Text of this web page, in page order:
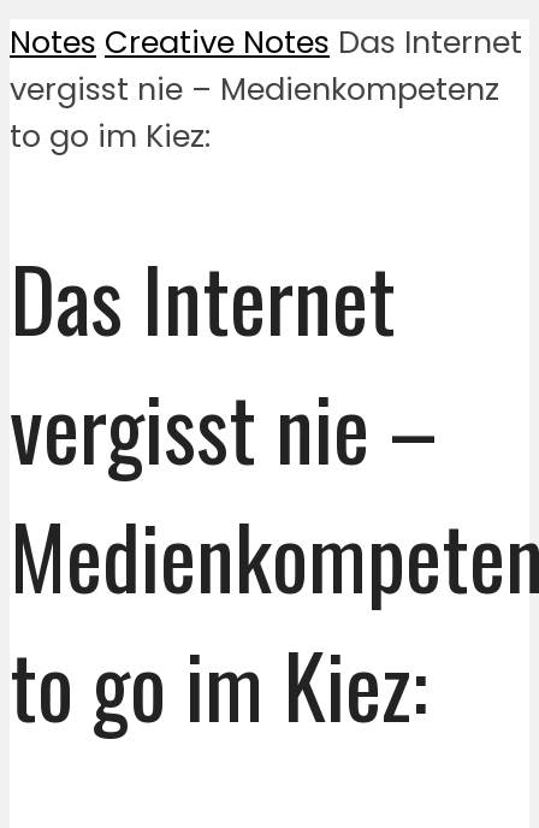
Notes Creative Notes Das Internet
vergisst nie – Medienkompetenz
to go im Kiez:
Das Internet
vergisst nie –
to go im Kiez: